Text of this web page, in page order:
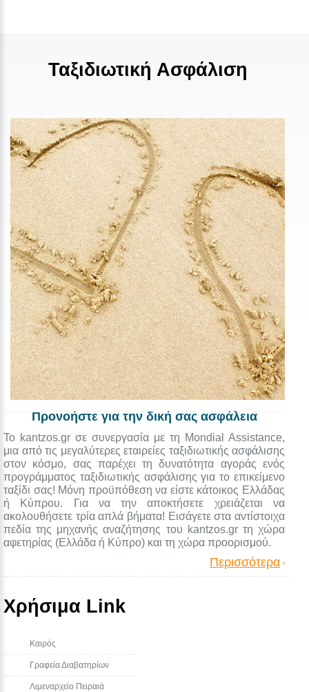
Ταξιδιωτική Ασφάλιση
Προνοήστε για την δική σας ασφάλεια
Το kantzos.gr σε συνεργασία με τη Mondial Assistance,
μια από τις μεγαλύτερες εταιρείες ταξιδιωτικής ασφάλισης
στον κόσμο, σας παρέχει τη δυνατότητα αγοράς ενός
προγράμματος ταξιδιωτικής ασφάλισης για το επικείμενο
ταξίδι σας! Μόνη προϋπόθεση να είστε κάτοικος Ελλάδας
ή Κύπρου. Για να την αποκτήσετε χρειάζεται να
ακολουθήσετε τρία απλά βήματα! Εισάγετε στα αντίστοιχα
πεδία της μηχανής αναζήτησης του kantzos.gr τη χώρα
αφετηρίας (Ελλάδα ή Κύπρο) και τη χώρα προορισμού.
Περισσότερα
Χρήσιμα Link
Καιρός
Γραφεία Διαβατηρίων
Λιμεναρχείο Πειραιά